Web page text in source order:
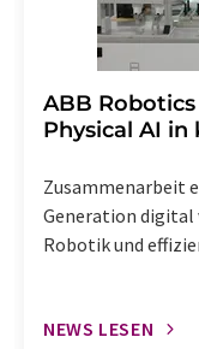
​​​​​​​ABB
Physical AI in
Zusammenarbeit
Generation
Robotik und
NEWS LESEN